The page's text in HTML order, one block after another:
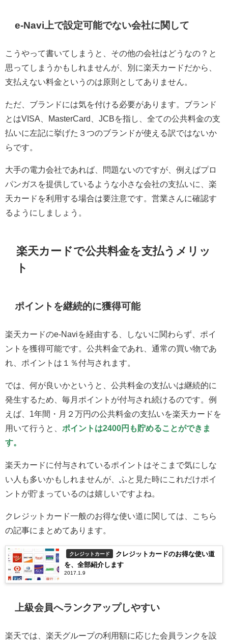
e-Navi上で設定可能でない会社に関して
こうやって書いてしまうと、その他の会社はどうなの？と
思ってしまうかもしれませんが、別に楽天カードだから、
支払えない料金というのは原則としてありません。
ただ、ブランドには気を付ける必要があります。ブランド
とはVISA、MasterCard、JCBを指し、全ての公共料金の支
払いに左記に挙げた３つのブランドが使える訳ではないか
らです。
大手の電力会社であれば、問題ないのですが、例えばプロ
パンガスを提供しているような小さな会社の支払いに、楽
天カードを利用する場合は要注意です。営業さんに確認す
るようにしましょう。
楽天カードで公共料金を支払うメリッ
ト
ポイントを継続的に獲得可能
楽天カードのe-Naviを経由する、しないに関わらず、ポイ
ントを獲得可能です。公共料金であれ、通常の買い物であ
れ、ポイントは１％付与されます。
では、何が良いかというと、公共料金の支払いは継続的に
発生するため、毎月ポイントが付与され続けるのです。例
えば、1年間・月２万円の公共料金の支払いを楽天カードを
用いて行うと、 ポイントは2400円も貯めることができま
す。
楽天カードに付与されているポイントはそこまで気にしな
い人も多いかもしれませんが、ふと見た時にこれだけポイ
ントが貯まっているのは嬉しいですよね。
クレジットカード一般のお得な使い道に関しては、こちら
の記事にまとめてあります。
クレジットカード
クレジットカードのお得な使い道
を、全部紹介します
2017.1.9
上級会員へランクアップしやすい
楽天では、楽天グループの利用額に応じた会員ランクを設